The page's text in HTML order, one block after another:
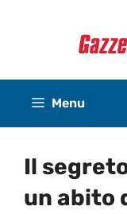
Menu
Il
un abito